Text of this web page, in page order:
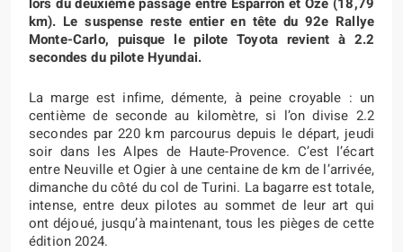
km). Le suspense reste entier en tête du 92e Rallye
Monte-Carlo, puisque le pilote Toyota revient à 2.2
secondes du pilote Hyundai.
La marge est infime, démente, à peine croyable : un
centième de seconde au kilomètre, si l’on divise 2.2
secondes par 220 km parcourus depuis le départ, jeudi
soir dans les Alpes de Haute-Provence. C’est l’écart
entre Neuville et Ogier à une centaine de km de l’arrivée,
dimanche du côté du col de Turini. La bagarre est totale,
intense, entre deux pilotes au sommet de leur art qui
ont déjoué, jusqu’à maintenant, tous les pièges de cette
édition 2024.